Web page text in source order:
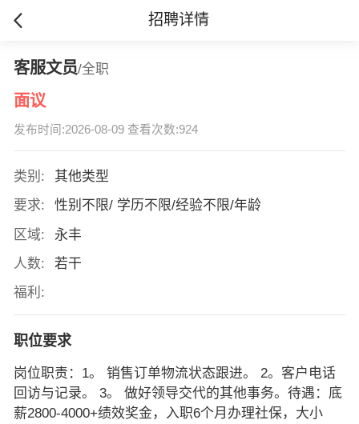
招聘详情
客服文员/全职
面议
发布时间:2026-08-09 查看次数:924
类别:
其他类型
要求:
性别不限/ 学历不限/经验不限/年龄
区域:
永丰
人数:
若干
福利:
职位要求
岗位职责：1。 销售订单物流状态跟进。 2。客户电话
回访与记录。 3。 做好领导交代的其他事务。待遇：底
薪2800-4000+绩效奖金，入职6个月办理社保，大小